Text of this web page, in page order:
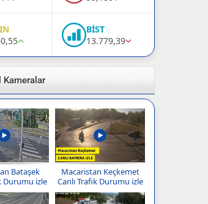
BİST
13.779,39
Kameralar
Bataşek
Durumu izle
Macaristan Keçkemet
Canlı Trafik Durumu izle